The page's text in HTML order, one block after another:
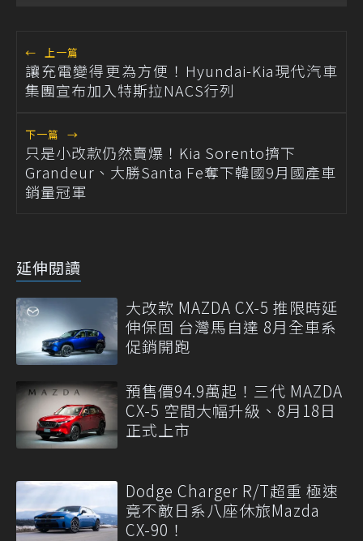
← 上一篇
讓充電變得更為方便！Hyundai-Kia現代汽車
集團宣布加入特斯拉NACS行列
下一篇 →
只是小改款仍然賣爆！Kia Sorento擠下
Grandeur、大勝Santa Fe奪下韓國9月國產車
銷量冠軍
延伸閱讀
大改款 MAZDA CX-5 推限時延
伸保固 台灣馬自達 8月全車系
促銷開跑
預售價94.9萬起！三代 MAZDA
CX-5 空間大幅升級、8月18日
正式上市
Dodge Charger R/T超重 極速
竟不敵日系八座休旅Mazda
CX-90！